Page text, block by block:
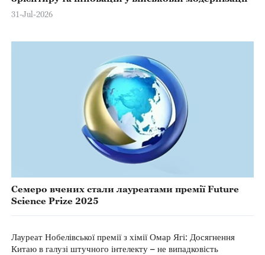
31-Jul-2026
Семеро вчених стали лауреатами премії Future
Science Prize 2025
Лауреат Нобелівської премії з хімії Омар Ягі: Досягнення
Китаю в галузі штучного інтелекту – не випадковість